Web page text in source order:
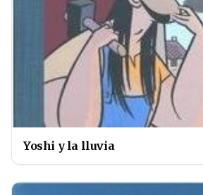
Yoshi y la lluvia